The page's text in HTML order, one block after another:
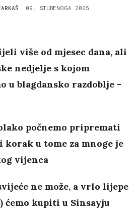
09. STUDENOGA 2025.
više od mjesec dana, ali
nedjelje s kojom
u blagdansko razdoblje -
počnemo pripremati
korak u tome za mnoge je
vijenca
ne može, a vrlo lijepe
ćemo kupiti u Sinsayju